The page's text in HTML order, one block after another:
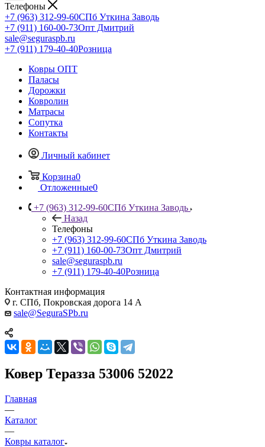
Телефоны
+7 (963) 312-99-60СПб Уткина Заводь
+7 (911) 160-00-73Опт Дмитрий
sale@seguraspb.ru
+7 (911) 179-40-40Розница
Ковры ОПТ
Паласы
Дорожки
Ковролин
Матрасы
Сопутка
Контакты
Личный кабинет
Корзина0
Отложенные0
+7 (963) 312-99-60СПб Уткина Заводь
Назад
Телефоны
+7 (963) 312-99-60СПб Уткина Заводь
+7 (911) 160-00-73Опт Дмитрий
sale@seguraspb.ru
+7 (911) 179-40-40Розница
Контактная информация
г. СПб, Покровская дорога 14 А
sale@SeguraSPb.ru
Ковер Теразза 53006 52022
Главная
—
Каталог
—
Ковры каталог